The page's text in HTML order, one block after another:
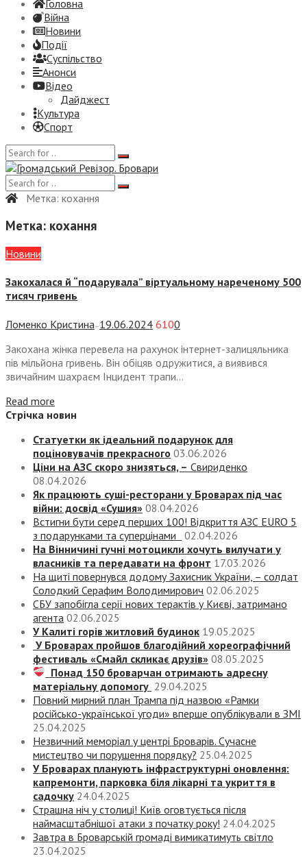
Головна
Війна
Новини
Події
Суспiльство
Анонси
Відео
Дайджест
Культура
Спорт
Метка: кохання
Метка: кохання
Новини
Закохалася й “подарувала” віртуальному нареченому 500
тисяч гривень
Ломенко Кристина — 19.06.2024 6100
Закохана жінка перевела на рахунок інтернет-залицяльника
пів мільйона гривень. Він обіцяв одружитися, а виявився
звичайним шахраєм Інцидент трапи...
Read more
Стрічка новин
Статуетки як ідеальний подарунок для
поціновувачів прекрасного 03.06.2026
Ціни на АЗС скоро знизяться, – Свириденко
08.04.2026
Як працюють суші-ресторани у Броварах під час
війни: досвід «Сушия» 08.04.2026
Встигни бути серед перших 100! Відкриття АЗС EURO 5
з подарунками та суперцінами
02.04.2026
На Вінничині гучні мотоцикли хочуть вилучати у
власників та передавати на фронт 17.03.2026
На щиті повернувся додому Захисник України, – солдат
Солодкий Серафим Володимирович 02.06.2025
СБУ запобігла серії нових терактів у Києві, затримано
агента 02.06.2025
У Калиті горів житловий будинок 19.05.2025
У Броварах пройшов благодійний хореографічний
фестиваль «Смайл скликає друзів» 08.05.2025
Понад 150 броварчан отримають адресну
матеріальну допомогу 29.04.2025
Повний мирний план Трампа під назвою «‎Рамки
російсько-української угоди» вперше опублікували в ЗМІ
25.04.2025
Незвичний меморіал у центрі Броварів. Сучасне
мистецтво чи порушення порядку? 25.04.2025
У Броварах планують інфраструктурні оновлення:
капремонти, парковка біля лікарні та укриття в
садочку 24.04.2025
Страшна ніч у столиці! Київ оговтується після
наймасштабнішої атаки з початку року! 24.04.2025
Завтра в Броварській громаді вимикатимуть світло
23.04.2025